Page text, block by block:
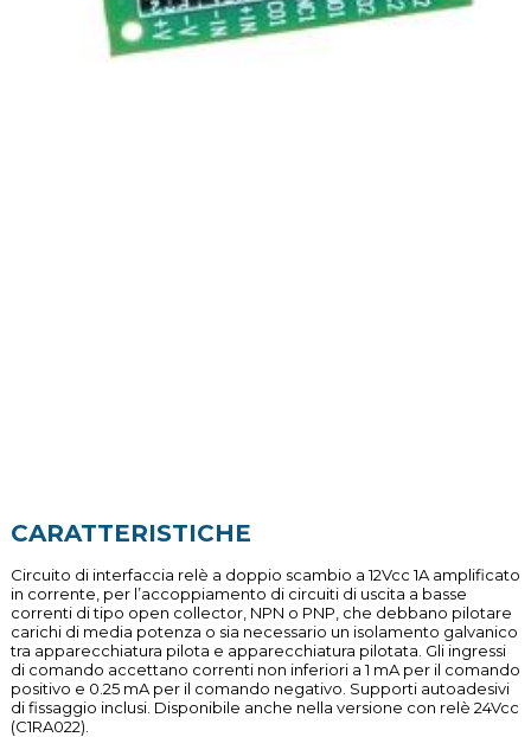
CARATTERISTICHE
Circuito di interfaccia relè a doppio scambio a 12Vcc 1A amplificato
in corrente, per l’accoppiamento di circuiti di uscita a basse
correnti di tipo open collector, NPN o PNP, che debbano pilotare
carichi di media potenza o sia necessario un isolamento galvanico
tra apparecchiatura pilota e apparecchiatura pilotata. Gli ingressi
di comando accettano correnti non inferiori a 1 mA per il comando
positivo e 0.25 mA per il comando negativo. Supporti autoadesivi
di fissaggio inclusi. Disponibile anche nella versione con relè 24Vcc
(C1RA022).